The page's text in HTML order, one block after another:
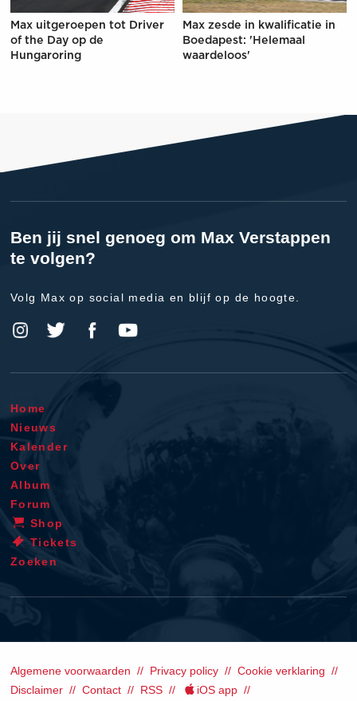
Max uitgeroepen tot Driver
of the Day op de
Hungaroring
Max zesde in kwalificatie in
Boedapest: 'Helemaal
waardeloos'
Ben jij snel genoeg om Max Verstappen
te volgen?
Volg Max op social media en blijf op de hoogte.
Home
Nieuws
Kalender
Over
Album
Forum
Shop
Tickets
Zoeken
Algemene voorwaarden Privacy policy
Cookie verklaring
Disclaimer
Contact RSS iOS app